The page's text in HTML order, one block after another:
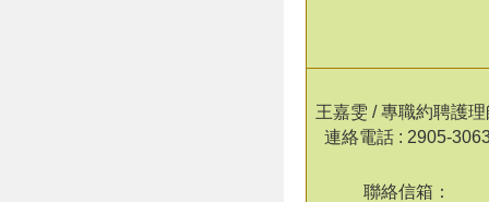
王嘉雯 / 專職約聘護
連絡電話 : 2905-
聯絡信箱：